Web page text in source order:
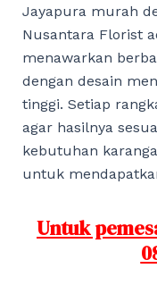
Jayapura murah
Nusantara Florist
menawarkan
dengan desain
tinggi. Setiap
agar hasilnya
kebutuhan
untuk
Untuk